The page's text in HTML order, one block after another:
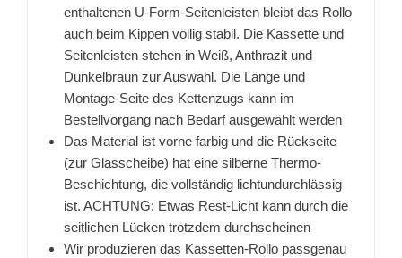
enthaltenen U-Form-Seitenleisten bleibt das Rollo
auch beim Kippen völlig stabil. Die Kassette und
Seitenleisten stehen in Weiß, Anthrazit und
Dunkelbraun zur Auswahl. Die Länge und
Montage-Seite des Kettenzugs kann im
Bestellvorgang nach Bedarf ausgewählt werden
Das Material ist vorne farbig und die Rückseite
(zur Glasscheibe) hat eine silberne Thermo-
Beschichtung, die vollständig lichtundurchlässig
ist. ACHTUNG: Etwas Rest-Licht kann durch die
seitlichen Lücken trotzdem durchscheinen
Wir produzieren das Kassetten-Rollo passgenau